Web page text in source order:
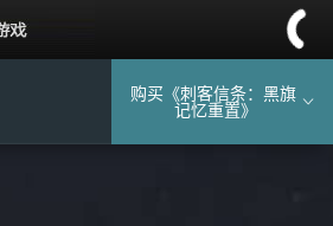
购买《刺客信条：黑旗
记忆重置》